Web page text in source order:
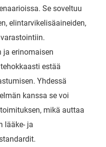
Se soveltuu
elintarvikelisäaineiden,
ja erinomaisen
estää
Yhdessä
kanssa se voi
mikä auttaa
lääke- ja